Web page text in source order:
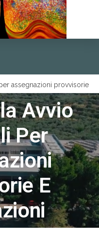
assegnazioni provvisorie
Avvio
Per
E